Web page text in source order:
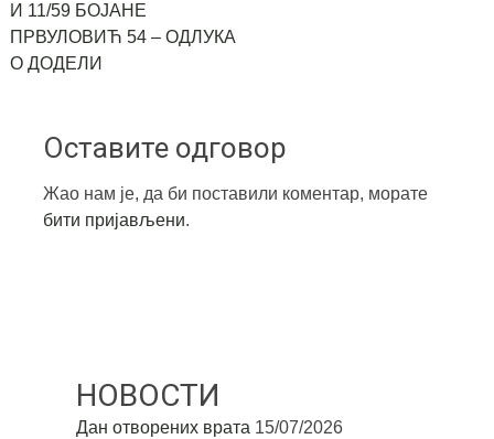
И 11/59 БОЈАНЕ
ПРВУЛОВИЋ 54 – ОДЛУКА
О ДОДЕЛИ
Оставите одговор
Жао нам је, да би поставили коментар, морате
бити пријављени.
НОВОСТИ
Дан отворених врата 15/07/2026